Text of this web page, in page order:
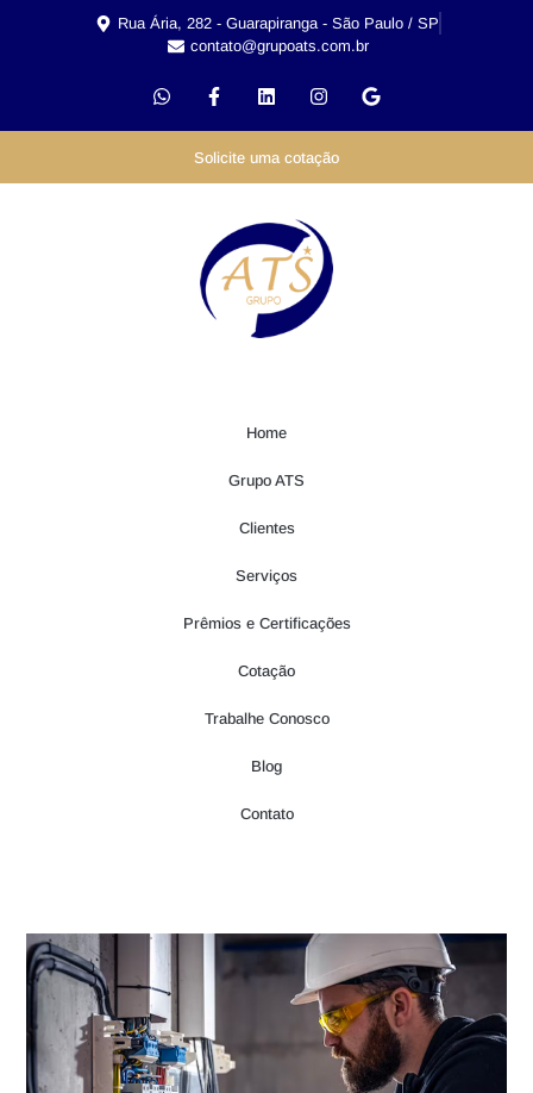
Rua Ária, 282 - Guarapiranga - São Paulo / SP
contato@grupoats.com.br
Solicite uma cotação
Home
Grupo ATS
Clientes
Serviços
Prêmios e Certificações
Cotação
Trabalhe Conosco
Blog
Contato